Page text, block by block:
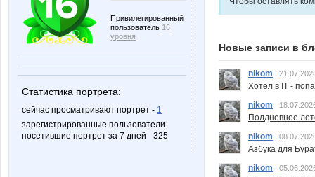
Привилегированный
пользователь 16
уровня
Статистика портрета:
сейчас просматривают портрет - 1
зарегистрированные пользователи
посетившие портрет за 7 дней - 325
Новые записи в
nikom
Хотел в IT -
nikom
Полдневное
nikom
Азбука для
nikom